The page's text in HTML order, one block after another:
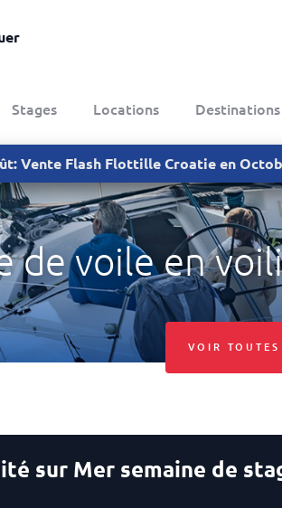
Stages Locations Destinations
Vente Flash Flottille Croatie en
de voile en
VOIR TOUTES
sur Mer semaine de